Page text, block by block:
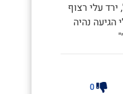
ירד עלי רצוף
נהיה
0